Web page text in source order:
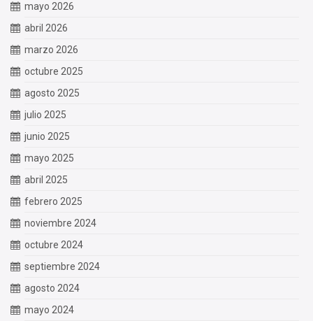
mayo 2026
abril 2026
marzo 2026
octubre 2025
agosto 2025
julio 2025
junio 2025
mayo 2025
abril 2025
febrero 2025
noviembre 2024
octubre 2024
septiembre 2024
agosto 2024
mayo 2024